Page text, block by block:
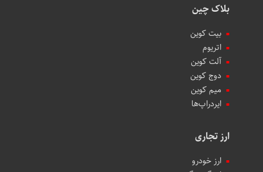
بلاک چین
بیت کوین
اتریوم
آلت کوین
دوج کوین
میم کوین‌
ایردراپ‌ها
ارز تجاری
ارز خودرو